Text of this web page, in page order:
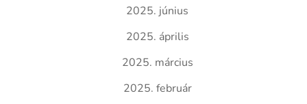
2025. június
2025. április
2025. március
2025. február